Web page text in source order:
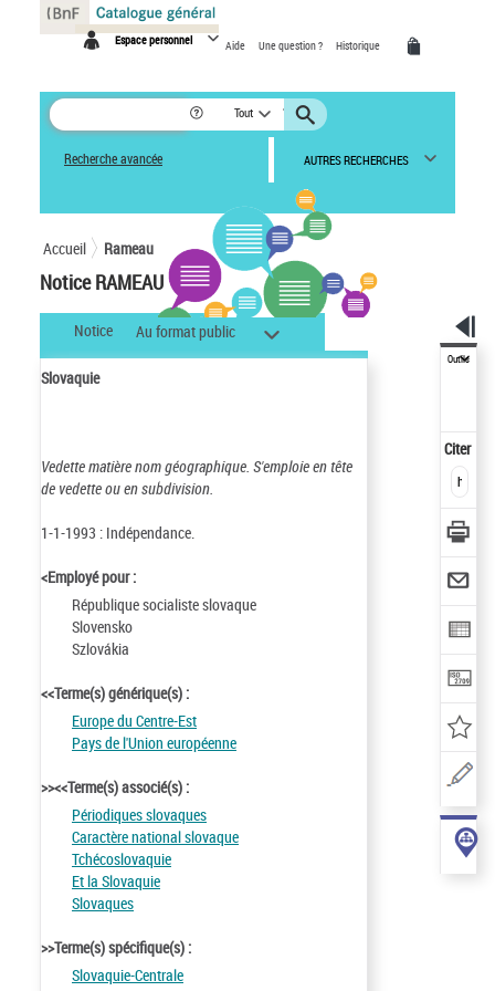
Espace personnel Aide Une question ? Historique
Tout
Recherche avancée AUTRES RECHERCHES
Accueil Rameau
Notice RAMEAU
Notice Au format public
Slovaquie
Vedette matière nom géographique. S'emploie en tête
de vedette ou en subdivision.
1-1-1993 : Indépendance.
<Employé pour :
République socialiste slovaque
Slovensko
Szlovákia
<<Terme(s) générique(s) :
Europe du Centre-Est
Pays de l'Union européenne
>><<Terme(s) associé(s) :
Périodiques slovaques
Caractère national slovaque
Tchécoslovaquie
Et la Slovaquie
Slovaques
>>Terme(s) spécifique(s) :
Slovaquie-Centrale
Outils
Citer
Panneau de gestion des cookies